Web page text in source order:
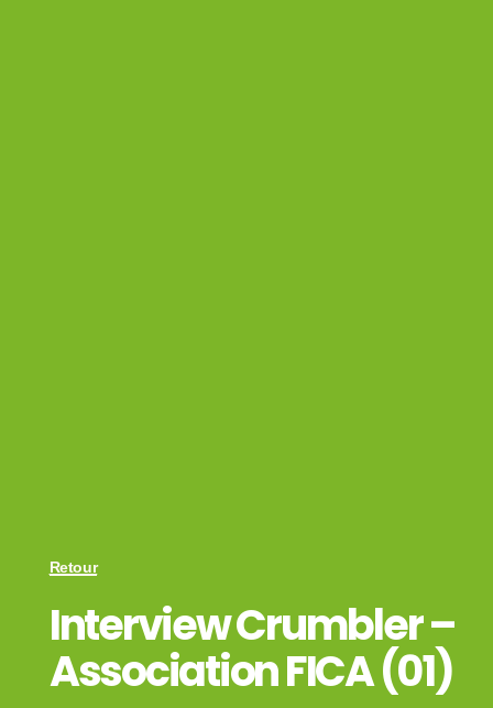
Retour
Interview Crumbler –
Association FICA (01)